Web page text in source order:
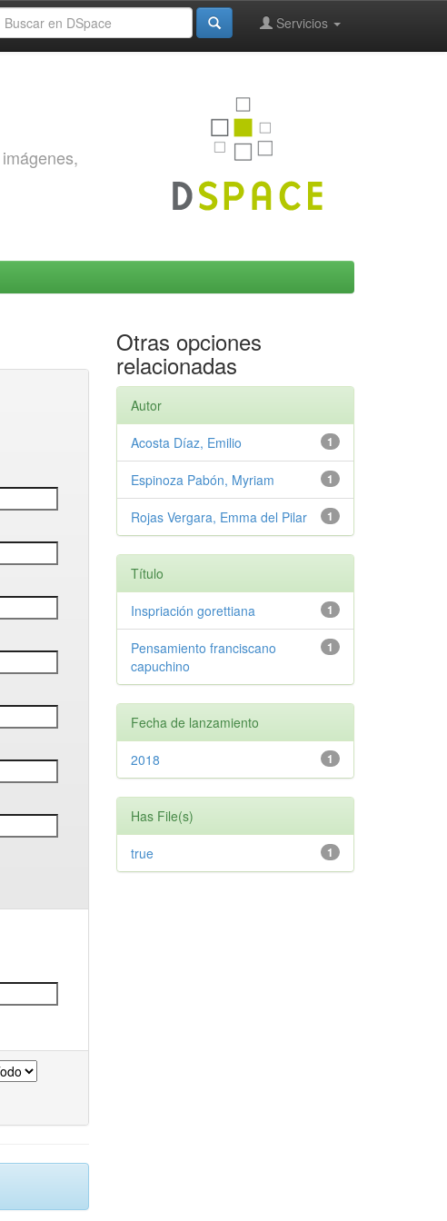
Servicios
Otras opciones
relacionadas
Autor
1
Acosta Díaz, Emilio
1
Espinoza Pabón, Myriam
1
Rojas Vergara, Emma del Pilar
Título
1
Inspriación gorettiana
1
Pensamiento franciscano
capuchino
Fecha de lanzamiento
1
2018
Has File(s)
1
true